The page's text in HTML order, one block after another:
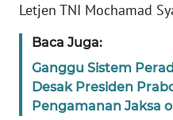
Letjen TNI Mochamad
Baca Juga:
Ganggu Sistem
Desak Presiden
Pengamanan Jaksa
WN
PAPUA
BARAT
WN